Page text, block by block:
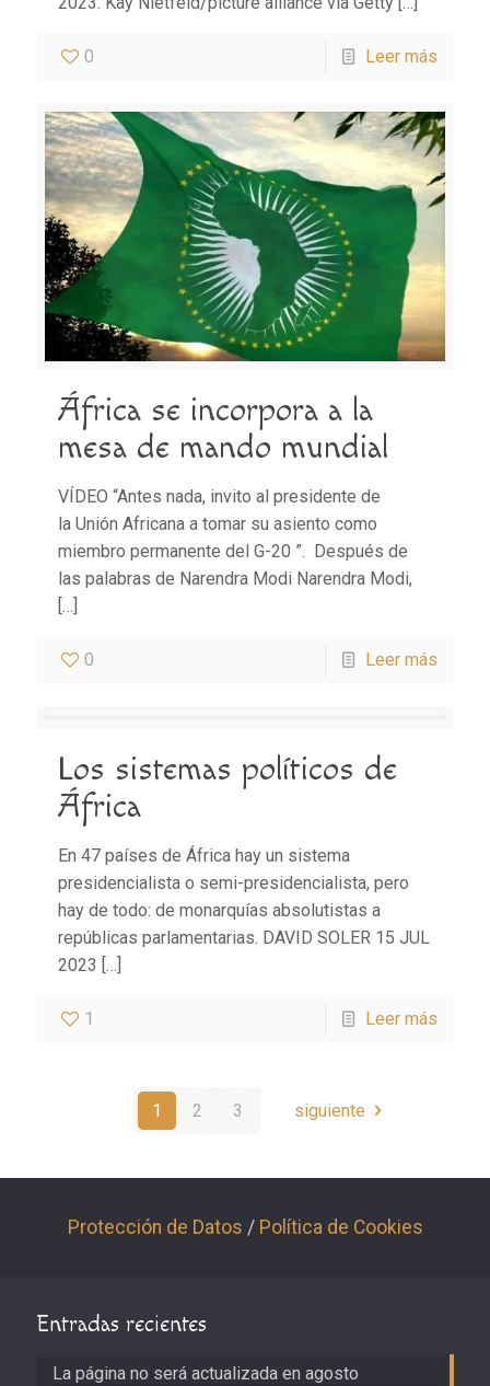
0 Leer más
África se incorpora a la
mesa de mando mundial
VÍDEO “Antes nada, invito al presidente de
la Unión Africana a tomar su asiento como
miembro permanente del G-20 ”. Después de
las palabras de Narendra Modi Narendra Modi,
[…]
0 Leer más
Los sistemas políticos de
África
En 47 países de África hay un sistema
presidencialista o semi-presidencialista, pero
hay de todo: de monarquías absolutistas a
repúblicas parlamentarias. DAVID SOLER 15 JUL
2023 […]
1 Leer más
1 2 3 siguiente
Protección de Datos / Política de Cookies
Entradas recientes
La página no será actualizada en agosto